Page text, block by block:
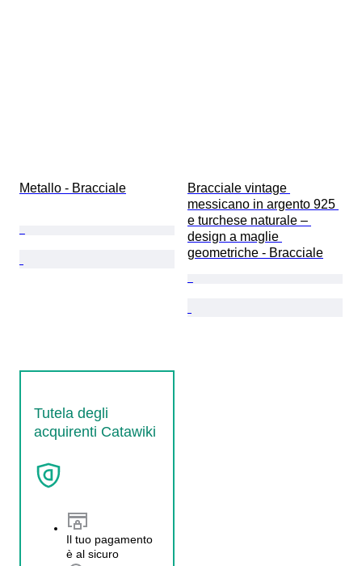
Metallo - Bracciale
Bracciale vintage
messicano in argento 925
e turchese naturale –
design a maglie
geometriche - Bracciale
Tutela degli
acquirenti Catawiki
Il tuo pagamento
è al sicuro